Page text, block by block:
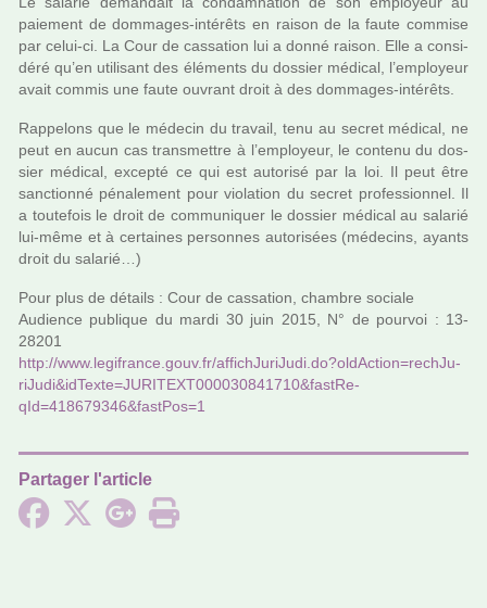
paie­ment de dom­ma­ges-inté­rêts en raison de la faute com­mise
par celui-ci. La Cour de cas­sa­tion lui a donné raison. Elle a consi­
déré qu’en uti­li­sant des éléments du dos­sier médi­cal, l’employeur
avait commis une faute ouvrant droit à des dom­ma­ges-inté­rêts.
Rappelons que le méde­cin du tra­vail, tenu au secret médi­cal, ne
peut en aucun cas trans­met­tre à l’employeur, le contenu du dos­
sier médi­cal, excepté ce qui est auto­risé par la loi. Il peut être
sanc­tionné péna­le­ment pour vio­la­tion du secret pro­fes­sion­nel. Il
a tou­te­fois le droit de com­mu­ni­quer le dos­sier médi­cal au sala­rié
lui-même et à cer­tai­nes per­son­nes auto­ri­sées (méde­cins, ayants
droit du sala­rié…)
Pour plus de détails : Cour de cas­sa­tion, cham­bre sociale
Audience publi­que du mardi 30 juin 2015, N° de pour­voi : 13-
28201
http://www.legi­france.gouv.fr/affi­ch­Ju­ri­Judi.do?oldAc­tion=rech­Ju­
ri­Judi&idTexte=JURITEXT000030841710&fas­tRe­
qId=418679346&fast­Pos=1
Partager l'article